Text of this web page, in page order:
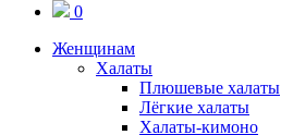
0
Женщинам
Халаты
Плюшевые халаты
Лёгкие халаты
Халаты-кимоно